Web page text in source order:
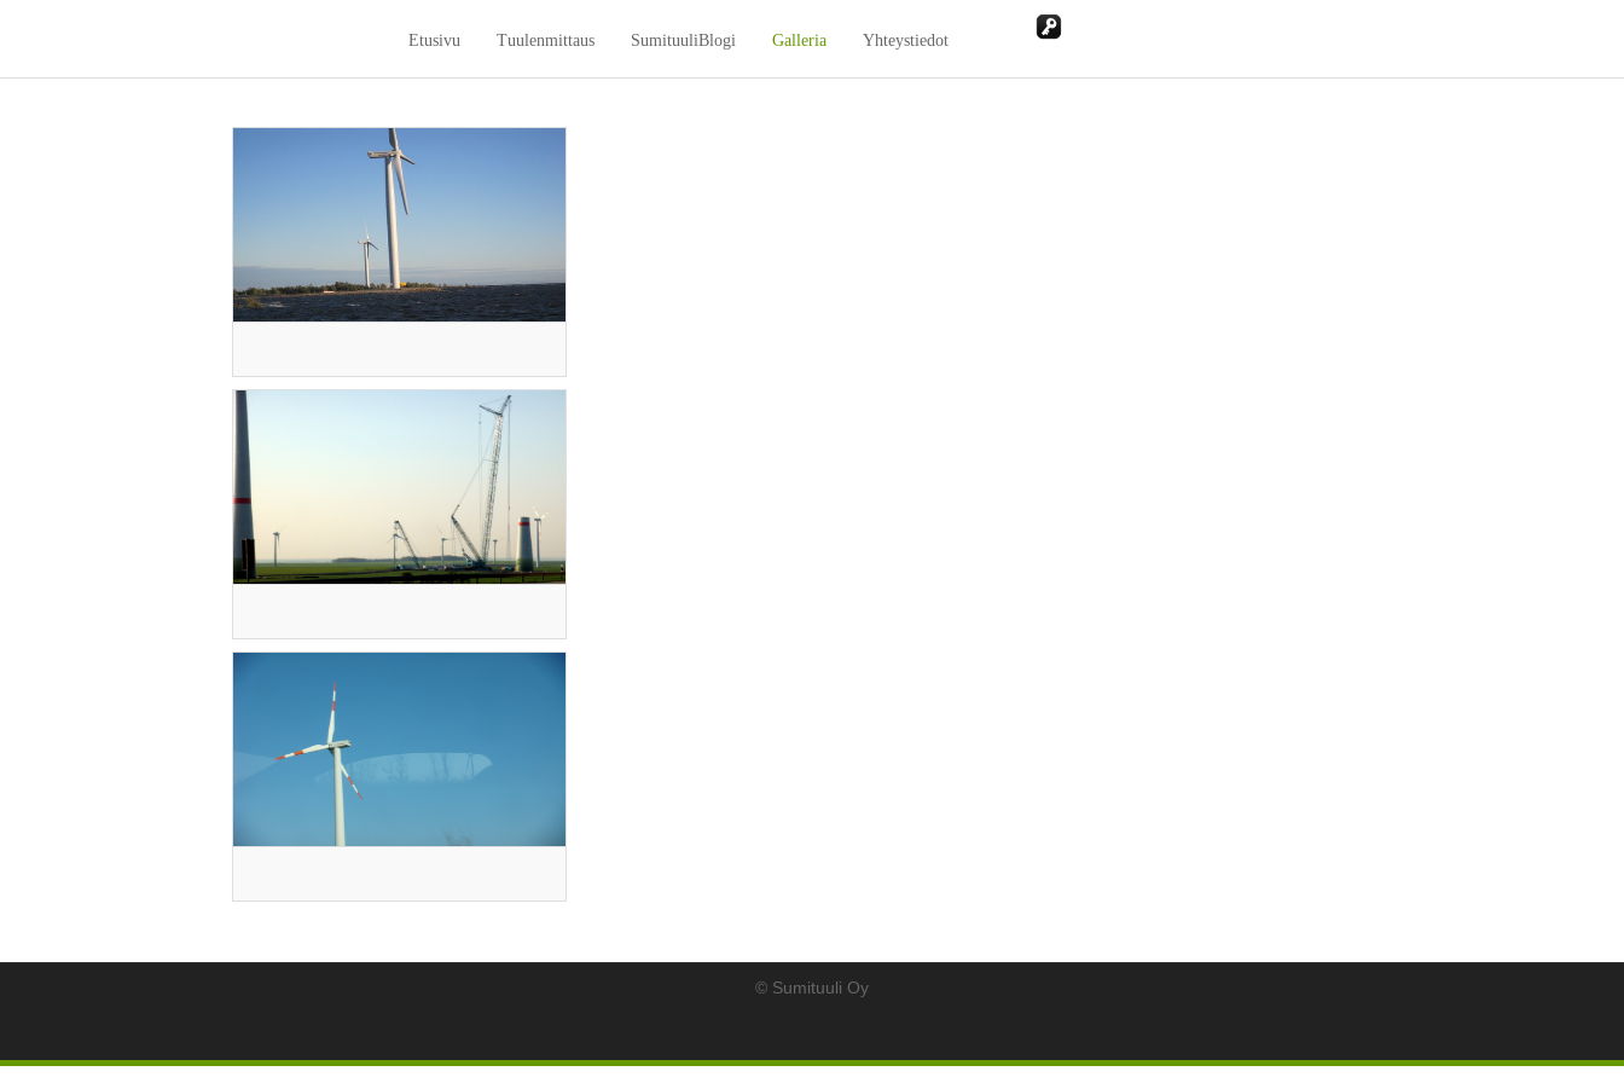
Etusivu Tuulenmittaus SumituuliBlogi Galleria Yhteystiedot
© Sumituuli Oy